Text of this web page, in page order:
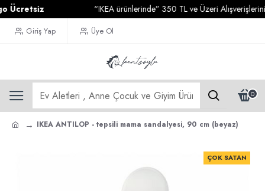
“IKEA ürünlerinde” 350 TL ve Üzeri Alışverişlerinizde
Giriş Yap Üye Ol
0
IKEA ANTILOP - tepsili mama sandalyesi, 90 cm (beyaz)
ÇOK SATAN